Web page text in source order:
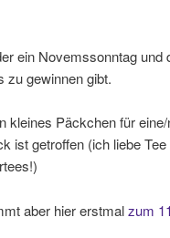
ein Novemssonntag und
zu gewinnen gibt.
kleines Päckchen für
ist getroffen (ich liebe
aber hier erstmalzum